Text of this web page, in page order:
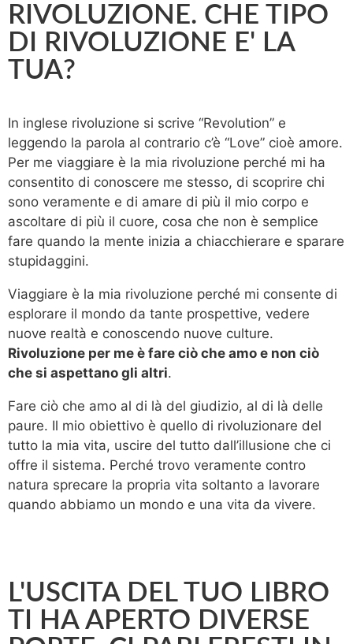
RIVOLUZIONE. CHE TIPO
DI RIVOLUZIONE E' LA
TUA?
In inglese rivoluzione si scrive “Revolution” e
leggendo la parola al contrario c’è “Love” cioè amore.
Per me viaggiare è la mia rivoluzione perché mi ha
consentito di conoscere me stesso, di scoprire chi
sono veramente e di amare di più il mio corpo e
ascoltare di più il cuore, cosa che non è semplice
fare quando la mente inizia a chiacchierare e sparare
stupidaggini.
Viaggiare è la mia rivoluzione perché mi consente di
esplorare il mondo da tante prospettive, vedere
nuove realtà e conoscendo nuove culture.
Rivoluzione per me è fare ciò che amo e non ciò
che si aspettano gli altri.
Fare ciò che amo al di là del giudizio, al di là delle
paure. Il mio obiettivo è quello di rivoluzionare del
tutto la mia vita, uscire del tutto dall’illusione che ci
offre il sistema. Perché trovo veramente contro
natura sprecare la propria vita soltanto a lavorare
quando abbiamo un mondo e una vita da vivere.
L'USCITA DEL TUO LIBRO
TI HA APERTO DIVERSE